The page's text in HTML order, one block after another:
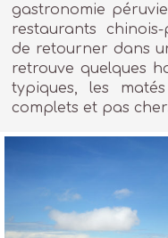
gastronomie
restaurants
de retourner dans
retrouve quelques
typiques, les
complets et pas